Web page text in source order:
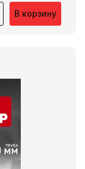
В корзину